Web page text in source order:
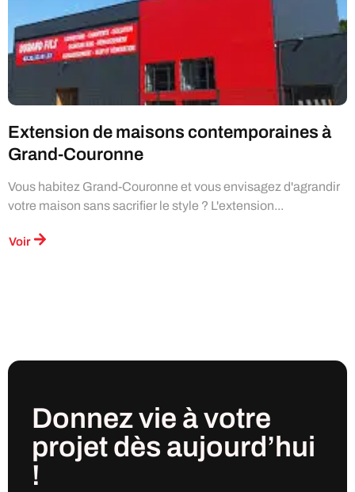
Extension de maisons contemporaines à
Grand-Couronne
Vous habitez Grand-Couronne et vous envisagez d'agrandir
votre maison sans sacrifier le style ? L'extension...
Voir
Donnez vie à votre
projet dès aujourd’hui
!